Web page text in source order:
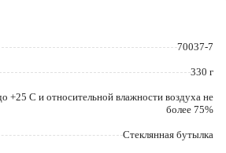
70037-7
330 г
+25 С и относительной влажности воздуха не
более 75%
Стеклянная бутылка